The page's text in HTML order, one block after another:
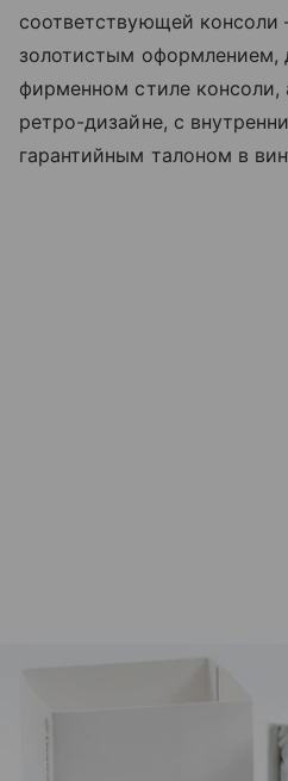
соответствующей
золотистым оформлением,
фирменном стиле
ретро-дизайне, с
гарантийным талоном в